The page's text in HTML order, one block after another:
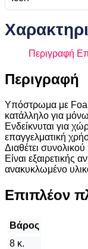
Περιγραφή
Περιγραφή
Υπόστρωμα με
κατάλληλο για
Ενδείκνυται για
επαγγελματική
Διαθέτει
Είναι εξαιρετικής
ανακυκλωμένο
Επιπλέον
Βάρος
8 κ.